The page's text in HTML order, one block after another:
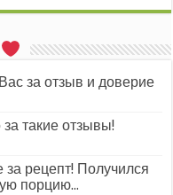
за отзыв и доверие
такие отзывы!
рецепт! Получился
порцию...